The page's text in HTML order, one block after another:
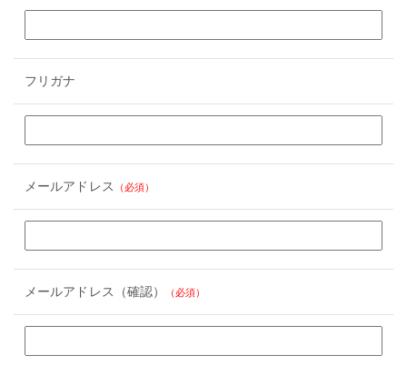
フリガナ
メールアドレス （必須）
メールアドレス（確認） （必須）